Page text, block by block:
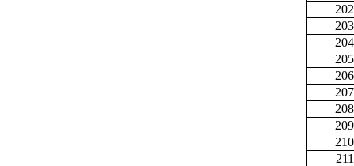
202
203
204
205
206
207
208
209
210
211